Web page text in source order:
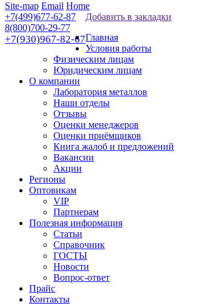
Site-map Email Home
+7(499)677-62-87
8(800)700-29-77
+7(930)967-82-67
Добавить в закладки
Главная
Условия работы
Физическим лицам
Юридическим лицам
О компании
Лаборатория металлов
Наши отделы
Отзывы
Оценки менеджеров
Оценки приёмщиков
Книга жалоб и предложений
Вакансии
Акции
Регионы
Оптовикам
VIP
Партнерам
Полезная информация
Статьи
Справочник
ГОСТЫ
Новости
Вопрос-ответ
Прайс
Контакты